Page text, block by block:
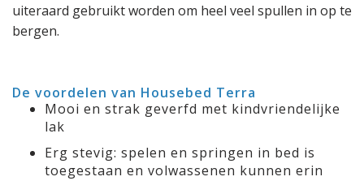
uiteraard gebruikt worden om heel veel spullen in op te
bergen.
De voordelen van Housebed Terra
Mooi en strak geverfd met kindvriendelijke
lak
Erg stevig: spelen en springen in bed is
toegestaan en volwassenen kunnen erin